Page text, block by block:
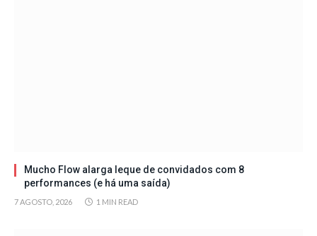
Mucho Flow alarga leque de convidados com 8
performances (e há uma saída)
7 AGOSTO, 2026 1 MIN READ